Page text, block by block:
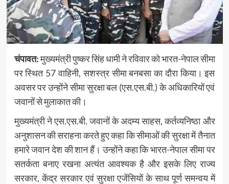
चंपावत:मुख्यमंत्री पुष्कर सिंह धामी ने रविवार को भारत-नेपाल सीमा
पर स्थित 57 वाहिनी, सशस्त्र सीमा बनबसा का दौरा किया। इस
अवसर पर उन्होंने सीमा सुरक्षा बल (एस.एस.बी.) के अधिकारियों एवं
जवानों से मुलाकात की।
मुख्यमंत्री ने एस.एस.बी. जवानों के अदम्य साहस, कर्तव्यनिष्ठा और
अनुशासन की सराहना करते हुए कहा कि सीमाओं की सुरक्षा में तैनात
हमारे जवान देश की शान हैं। उन्होंने कहा कि भारत-नेपाल सीमा पर
सतर्कता बनाए रखना अत्यंत आवश्यक है और इसके लिए राज्य
सरकार, केंद्र सरकार एवं सुरक्षा एजेंसियों के साथ पूर्ण समन्वय में